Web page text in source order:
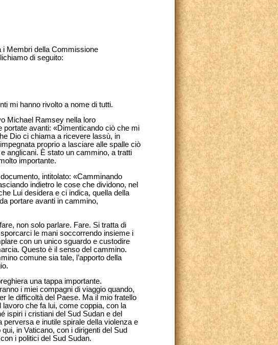
i Membri della Commissione
di seguito:
mi hanno rivolto a nome di tutti.
Michael Ramsey nella loro
portate avanti: «Dimenticando ciò che mi
Dio ci chiama a ricevere lassù, in
proprio a lasciare alle spalle ciò
anglicani. È stato un cammino, a tratti
importante.
intitolato: «Camminando
indietro le cose che dividono, nel
Lui desidera e ci indica, quella della
portare avanti in cammino,
non solo parlare. Fare. Si tratta di
le mani soccorrendo insieme i
con un unico sguardo e custodire
Questo è il senso del cammino.
comune sia tale, l’apporto della
una tappa importante.
i miei compagni di viaggio quando,
le difficoltà del Paese. Ma il mio fratello
che fa lui, come coppia, con la
ispiri i cristiani del Sud Sudan e del
e inutile spirale della violenza e
in Vaticano, con i dirigenti del Sud
i politici del Sud Sudan.